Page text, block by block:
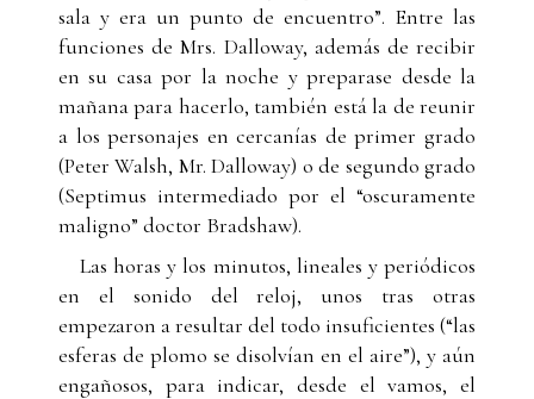
sala y era un punto de encuentro”. Entre las
funciones de Mrs. Dalloway, además de recibir
en su casa por la noche y preparase desde la
mañana para hacerlo, también está la de reunir
a los personajes en cercanías de primer grado
(Peter Walsh, Mr. Dalloway) o de segundo grado
(Septimus intermediado por el “oscuramente
maligno” doctor Bradshaw).
Las horas y los minutos, lineales y periódicos
en el sonido del reloj, unos tras otras
empezaron a resultar del todo insuficientes (“las
esferas de plomo se disolvían en el aire”), y aún
engañosos, para indicar, desde el vamos, el